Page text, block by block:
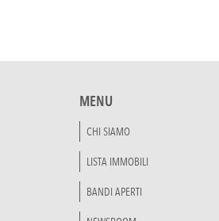
MENU
CHI SIAMO
LISTA IMMOBILI
BANDI APERTI